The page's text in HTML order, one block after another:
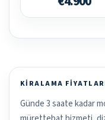
KIRALAMA
Günde 3 saate kadar